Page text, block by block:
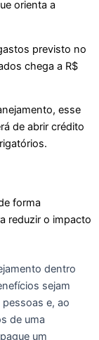
orienta a
previsto no
chega a R$
esse
de abrir crédito
forma
reduzir o impacto
dentro
sejam
e, ao
de uma
um